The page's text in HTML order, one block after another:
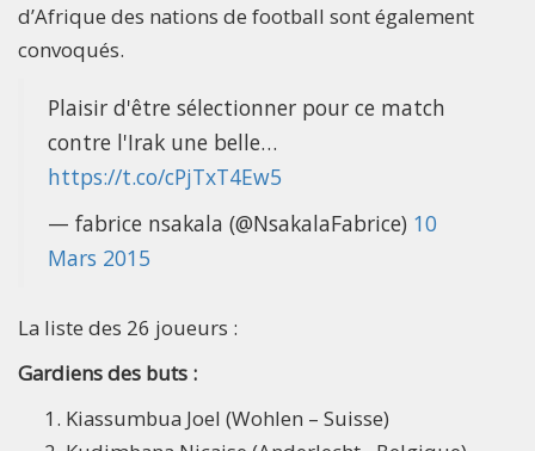
d’Afrique des nations de football sont également
convoqués.
Plaisir d'être sélectionner pour ce match
contre l'Irak une belle…
https://t.co/cPjTxT4Ew5
— fabrice nsakala (@NsakalaFabrice) 10
Mars 2015
La liste des 26 joueurs :
Gardiens des buts :
Kiassumbua Joel (Wohlen – Suisse)